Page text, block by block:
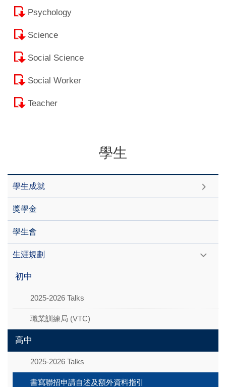
Psychology
Science
Social Science
Social Worker
Teacher
學生
學生成就
獎學金
學生會
生涯規劃
初中
2025-2026 Talks
職業訓練局 (VTC)
高中
2025-2026 Talks
書寫聯招申請自述及額外資料指引